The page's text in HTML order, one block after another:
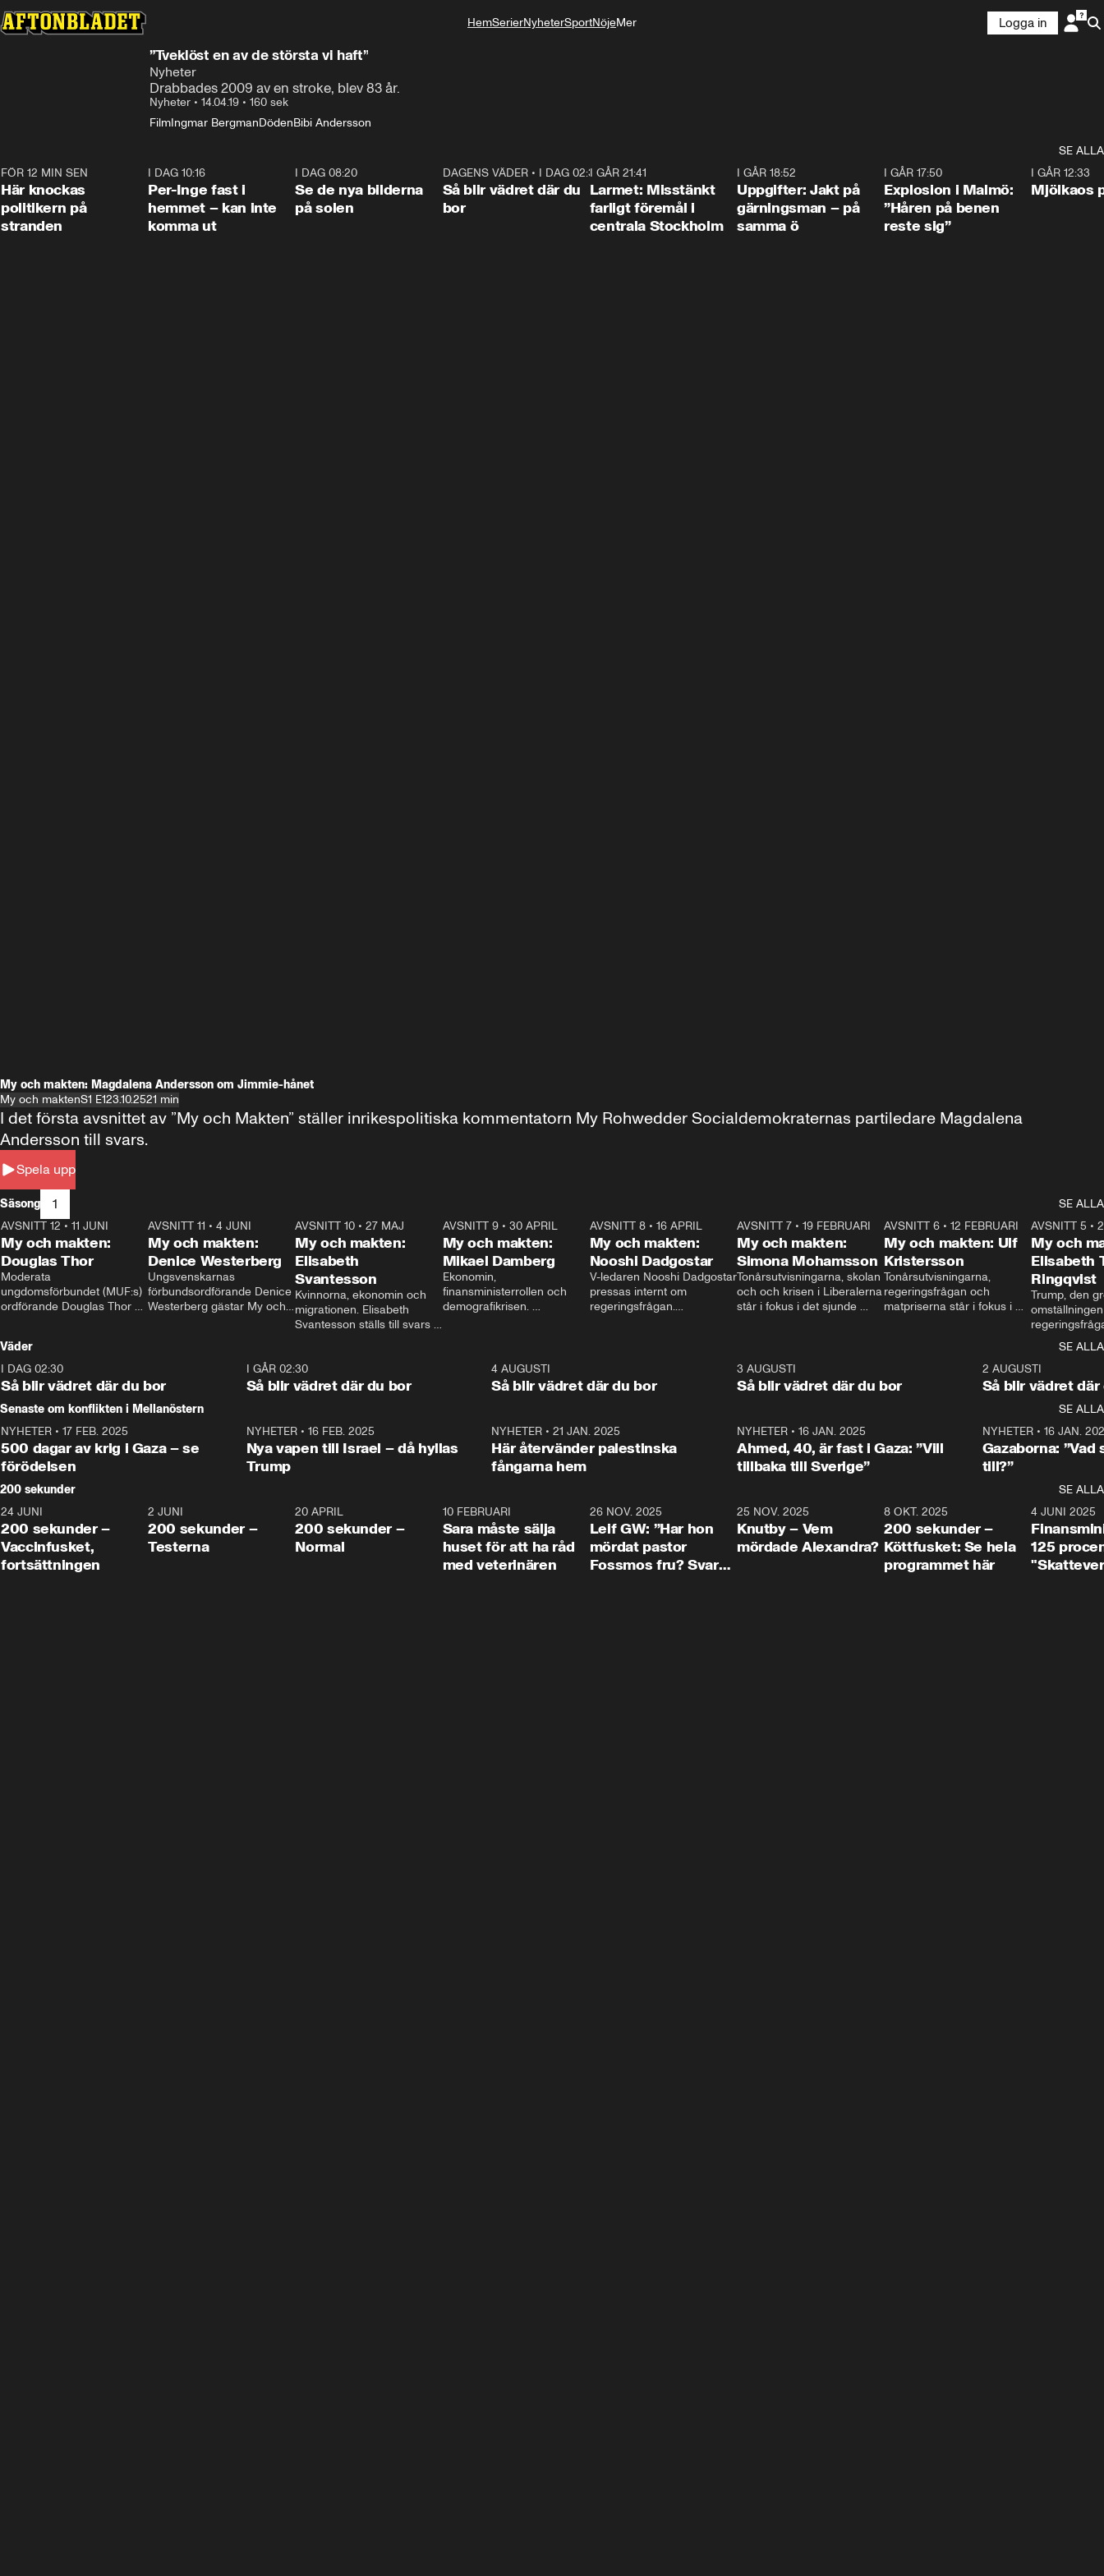
HemSerierNyheterSportNöjeMer
Logga in
”Tveklöst en av de största vi haft”
Nyheter
Drabbades 2009 av en stroke, blev 83 år.
Nyheter • 14.04.19 • 160 sek
FilmIngmar BergmanDödenBibi Andersson
SE ALLA
FÖR 12 MIN SEN
Här knockas
politikern på
stranden
I DAG 10:16
Per-Inge fast i
hemmet – kan inte
komma ut
I DAG 08:20
Se de nya bilderna
på solen
1:06
DAGENS VÄDER• I DAG 02:30
Så blir vädret där du
bor
I GÅR 21:41
Larmet: Misstänkt
farligt föremål i
centrala Stockholm
I GÅR 18:52
Uppgifter: Jakt på
gärningsman – på
samma ö
I GÅR 17:50
Explosion i Malmö:
”Håren på benen
reste sig”
I GÅR 12:33
Mjölkaos
My och makten: Magdalena Andersson om Jimmie-hånet
My och maktenS1 E123.10.2521 min
Spela upp
I det första avsnittet av ”My och Makten” ställer inrikespolitiska kommentatorn My Rohwedder Socialdemokraternas partiledare Magdalena
Andersson till svars.
Säsong 1
SE ALLA
26:27
AVSNITT 12 • 11 JUNI
My och makten:
Douglas Thor
Moderata
ungdomsförbundet (MUF:s)
ordförande Douglas Thor
tonårsutvisningarna och hur
Moderaterna ska locka
väljare till valet i höst.
23:40
AVSNITT 11 •4 JUNI
My och makten:
Denice Westerberg
Ungsvenskarnas
förbundsordförande Denice
Westerberg gästar My och
AVSNITT 10 •27 MAJ
My och makten:
Elisabeth
Svantesson
Kvinnorna, ekonomin och
migrationen. Elisabeth
Svantesson ställs till svars
AVSNITT 9• 30 APRIL
My och makten:
Mikael Damberg
Ekonomin,
finansministerrollen och
demografikrisen.
och Makten.
AVSNITT 8• 16 APRIL
My och makten:
Nooshi Dadgostar
V-ledaren Nooshi Dadgostar
pressas internt om
regeringsfrågan.
– Vi ställer upp i val. Ska vi
vara med så sitter vi förstås
24:30
AVSNITT 7• 19 FEBRUARI
My och makten:
Simona Mohamsson
Tonårsutvisningarna, skolan
och och krisen i Liberalerna
står i fokus i det sjunde
kommentator My
Rohwedder ställer
utbildnings- och
Mohamsson till svars.
27:30
AVSNITT 6 •12 FEBRUARI
My och makten: Ulf
Kristersson
Tonårsutvisningarna,
regeringsfrågan och
matpriserna står i fokus i
Rohwedder ställer
statsminister Ulf Kristersson
AVSNITT 5 •
My och
Elisabeth
Ringqvist
Trump, den
centrum i
avsnittet av
Makten”. Se
Aftonbladets
Rohwedder
Thand Ring
Väder
SE ALLA
I DAG 02:30
Så blir vädret där du bor
1:06
I GÅR 02:30
Så blir vädret där du bor
4 AUGUSTI
Så blir vädret där du bor
3 AUGUSTI
Så blir vädret där du bor
2 AUGUSTI
Så blir vädret där
Senaste om konflikten i Mellanöstern
SE ALLA
NYHETER • 17 FEB. 2025
500 dagar av krig i Gaza – se
förödelsen
NYHETER• 16 FEB. 2025
Nya vapen till Israel – då hyllas
Trump
NYHETER •21 JAN. 2025
Här återvänder palestinska
fångarna hem
NYHETER• 16 JAN. 2025
Ahmed, 40, är fast i Gaza: ”Vill
tillbaka till Sverige”
NYHETER• 16 JAN.
Gazaborna:
till?”
200 sekunder
SE ALLA
5:00
24 JUNI
200 sekunder –
Vaccinfusket,
fortsättningen
4:23
2 JUNI
200 sekunder –
Testerna
20 APRIL
200 sekunder –
Normal
10 FEBRUARI
Sara måste sälja
huset för att ha råd
med veterinären
26 NOV. 2025
Leif GW: ”Har hon
mördat pastor
Fossmos fru? Svar
31:05
25 NOV. 2025
Knutby – Vem
mördade Alexandra?
4:29
8 OKT. 2025
200 sekunder –
Köttfusket: Se hela
programmet här
4 JUNI 2025
125